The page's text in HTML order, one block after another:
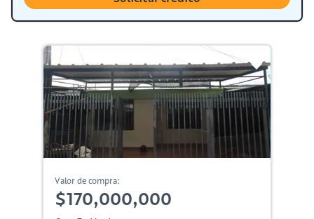
Valor de compra:
$170,000,000